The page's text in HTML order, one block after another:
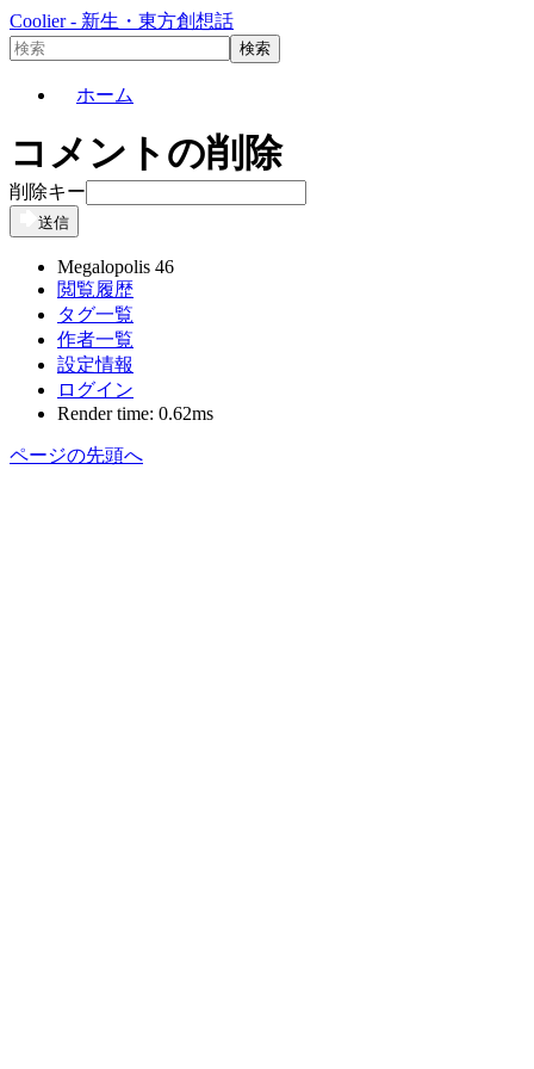
Coolier - 新生・東方創想話
ホーム
コメントの削除
削除キー
送信
Megalopolis 46
閲覧履歴
タグ一覧
作者一覧
設定情報
ログイン
Render time: 0.62ms
ページの先頭へ